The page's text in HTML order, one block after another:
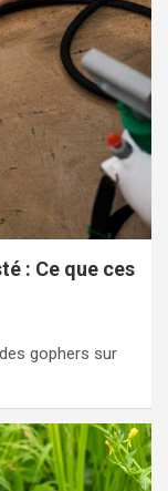
: Ce que ces
gophers sur